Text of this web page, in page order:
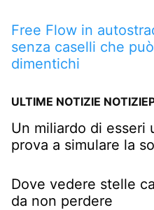
Free Flow in
senza caselli che
dimentichi
ULTIME NOTIZIE
Un miliardo di esseri
prova a simulare la
Dove vedere stelle
da non perdere